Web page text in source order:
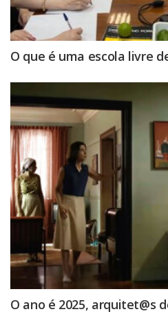
O que é uma escola livre
O ano é 2025, arquitet@s